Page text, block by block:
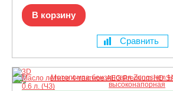
В корзину
Сравнить